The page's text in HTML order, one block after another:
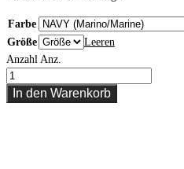
Farbe
Größe
Leeren
Anzahl Anz.
In den Warenkorb